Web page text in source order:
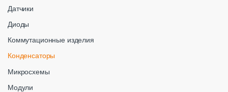
Датчики
Диоды
Коммутационные изделия
Конденсаторы
Микросхемы
Модули